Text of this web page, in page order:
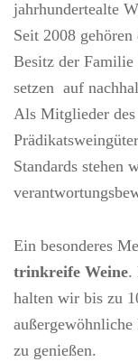
jahrhundertealte
Seit 2008
Besitz der
setzen auf
Als Mitglieder des
Standards stehen
Ein besonderes
trinkreife Weine.
halten wir bis zu
zu genießen.